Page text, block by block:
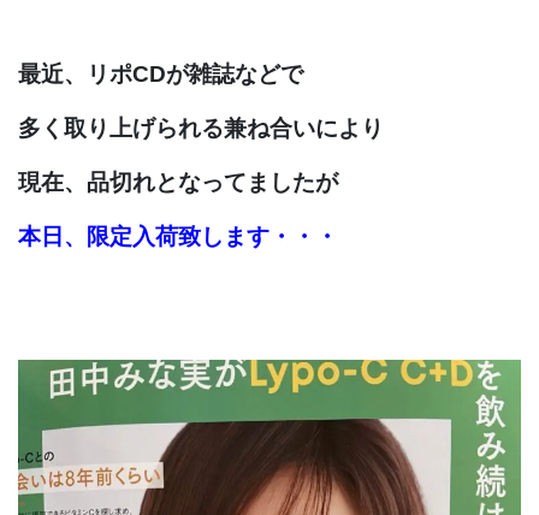
最近、リポCDが雑誌などで
多く取り上げられる兼ね合いにより
現在、品切れとなってましたが
本日、限定入荷致します・・・